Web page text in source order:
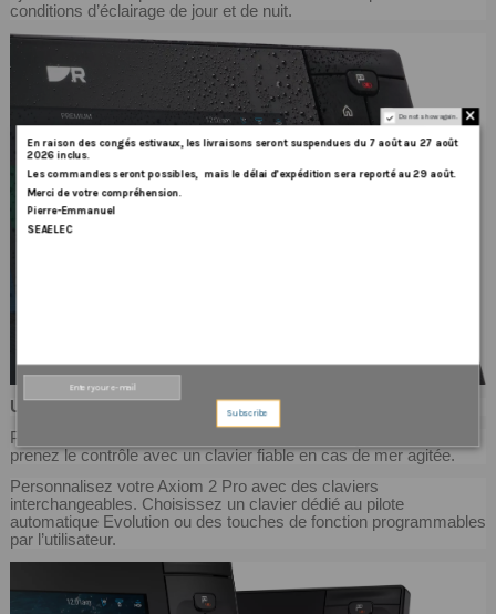
conditions d’éclairage de jour et de nuit.
Un contrôle en confiance
Planifiez et tracez votre route avec le contrôle HybridTouch™ et
prenez le contrôle avec un clavier fiable en cas de mer agitée.
Personnalisez votre Axiom 2 Pro avec des claviers
interchangeables. Choisissez un clavier dédié au pilote
automatique Evolution ou des touches de fonction programmables
par l’utilisateur.
Do not show again.
En raison des congés estivaux, les livraisons seront suspendues du 7 août au 27 août
2026 inclus.
Les commandes seront possibles, mais le délai d’expédition sera reporté au 29 août.
Merci de votre compréhension.
Pierre-Emmanuel
SEAELEC
Subscribe